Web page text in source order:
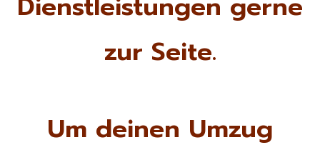
zur Seite.
Um deinen Umzug